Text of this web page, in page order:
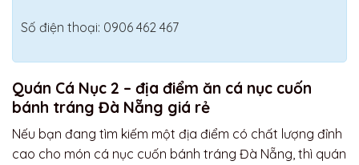
Số điện thoại: 0906 462 467
Quán Cá Nục 2 – địa điểm ăn cá nục cuốn
bánh tráng Đà Nẵng giá rẻ
Nếu bạn đang tìm kiếm một địa điểm có chất lượng đỉnh
cao cho món cá nục cuốn bánh tráng Đà Nẵng, thì quán